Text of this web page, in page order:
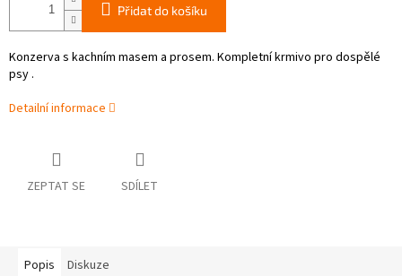
Přidat do košíku
Konzerva s kachním masem a prosem. Kompletní krmivo pro dospělé
psy .
Detailní informace
ZEPTAT SE SDÍLET
Popis Diskuze